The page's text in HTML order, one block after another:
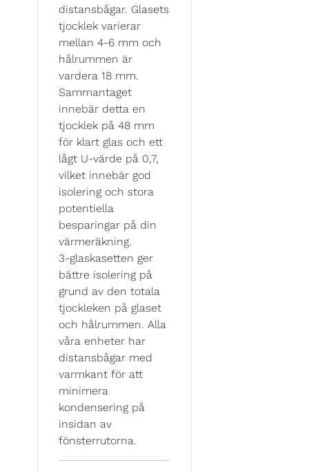
distansbågar. Glasets
tjocklek varierar
mellan 4-6 mm och
hålrummen är
vardera 18 mm.
Sammantaget
innebär detta en
tjocklek på 48 mm
för klart glas och ett
lågt U-värde på 0,7,
vilket innebär god
isolering och stora
potentiella
besparingar på din
värmeräkning.
3-glaskasetten ger
bättre isolering på
grund av den totala
tjockleken på glaset
och hålrummen. Alla
våra enheter har
distansbågar med
varmkant för att
minimera
kondensering på
insidan av
fönsterrutorna.